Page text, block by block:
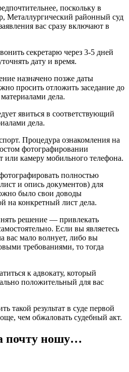
поскольку в
Металлургический районный суд
вас сразу включают в
секретарю через 3-5 дней
дату и время.
назначено позже даты
просить отложить заседание до
дела.
явиться в соответствующий
дела.
Процедура ознакомления на
фотографировании
или камеру мобильного телефона.
полностью
и опись документов) для
было свои доводы
на конкретный лист дела.
решение — привлекать
Если вы являетесь
вас мало волнует, либо вы
требованиями, то тогда
к адвокату, который
положительный для вас
такой результат в суде первой
чем обжаловать судебный акт.
почту ношу…